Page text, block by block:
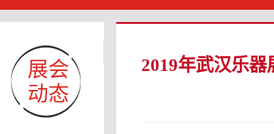
展会
动态
2019年武汉乐